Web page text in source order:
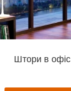
Штори в офіс